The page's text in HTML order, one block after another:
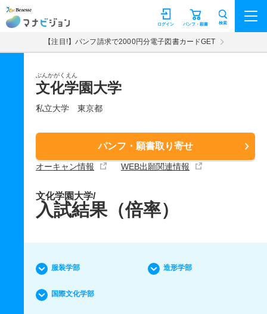
マナビジョン パンフ・願書
ログイン 検索
【注目!】パンフ請求で2000円分電子図書カードGET
ぶんかがくえん
文化学園大学
私立大学 東京都
パンフ・願書取り寄せ
オーキャン情報 WEB出願関連情報
文化学園大学/
入試結果（倍率）
服装学部 造形学部
国際文化学部